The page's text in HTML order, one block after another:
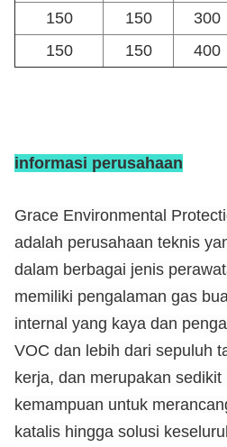
150
150
300
150
150 400
informasi perusahaan
Grace Environmental
adalah perusahaan teknis
dalam berbagai jenis
memiliki pengalaman gas
internal yang kaya dan
VOC dan lebih dari sepuluh
kerja, dan merupakan
kemampuan untuk
katalis hingga solusi